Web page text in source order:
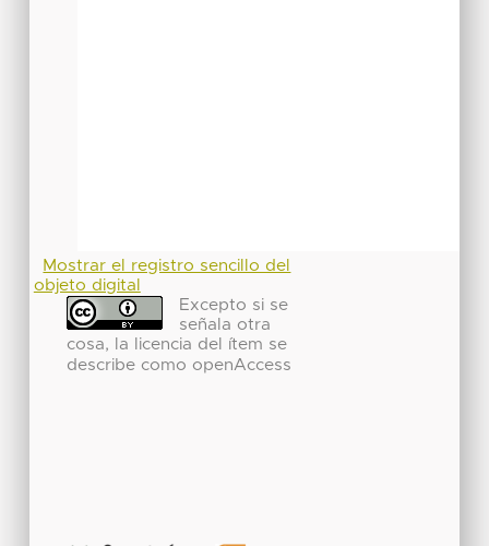
Mostrar el registro sencillo del
objeto digital
Excepto si se
señala otra
cosa, la licencia del ítem se
describe como openAccess